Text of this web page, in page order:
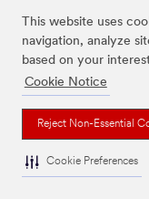
This website uses
navigation, analyze
based on your
Cookie Notice
Reject Non-Essential
Cookie Preferences